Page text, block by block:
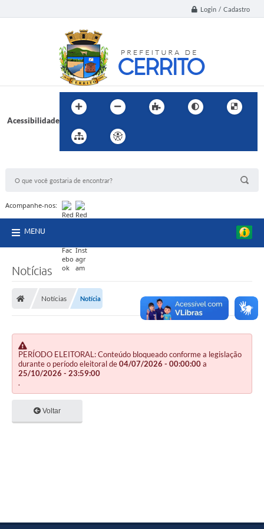
Login / Cadastro
Acessibilidade
Acompanhe-nos:
MENU
Notícias
Notícias Notícia
PERÍODO ELEITORAL: Conteúdo bloqueado conforme a legislação
durante o período eleitoral de04/07/2026 - 00:00:00a
25/10/2026 - 23:59:00
.
Voltar